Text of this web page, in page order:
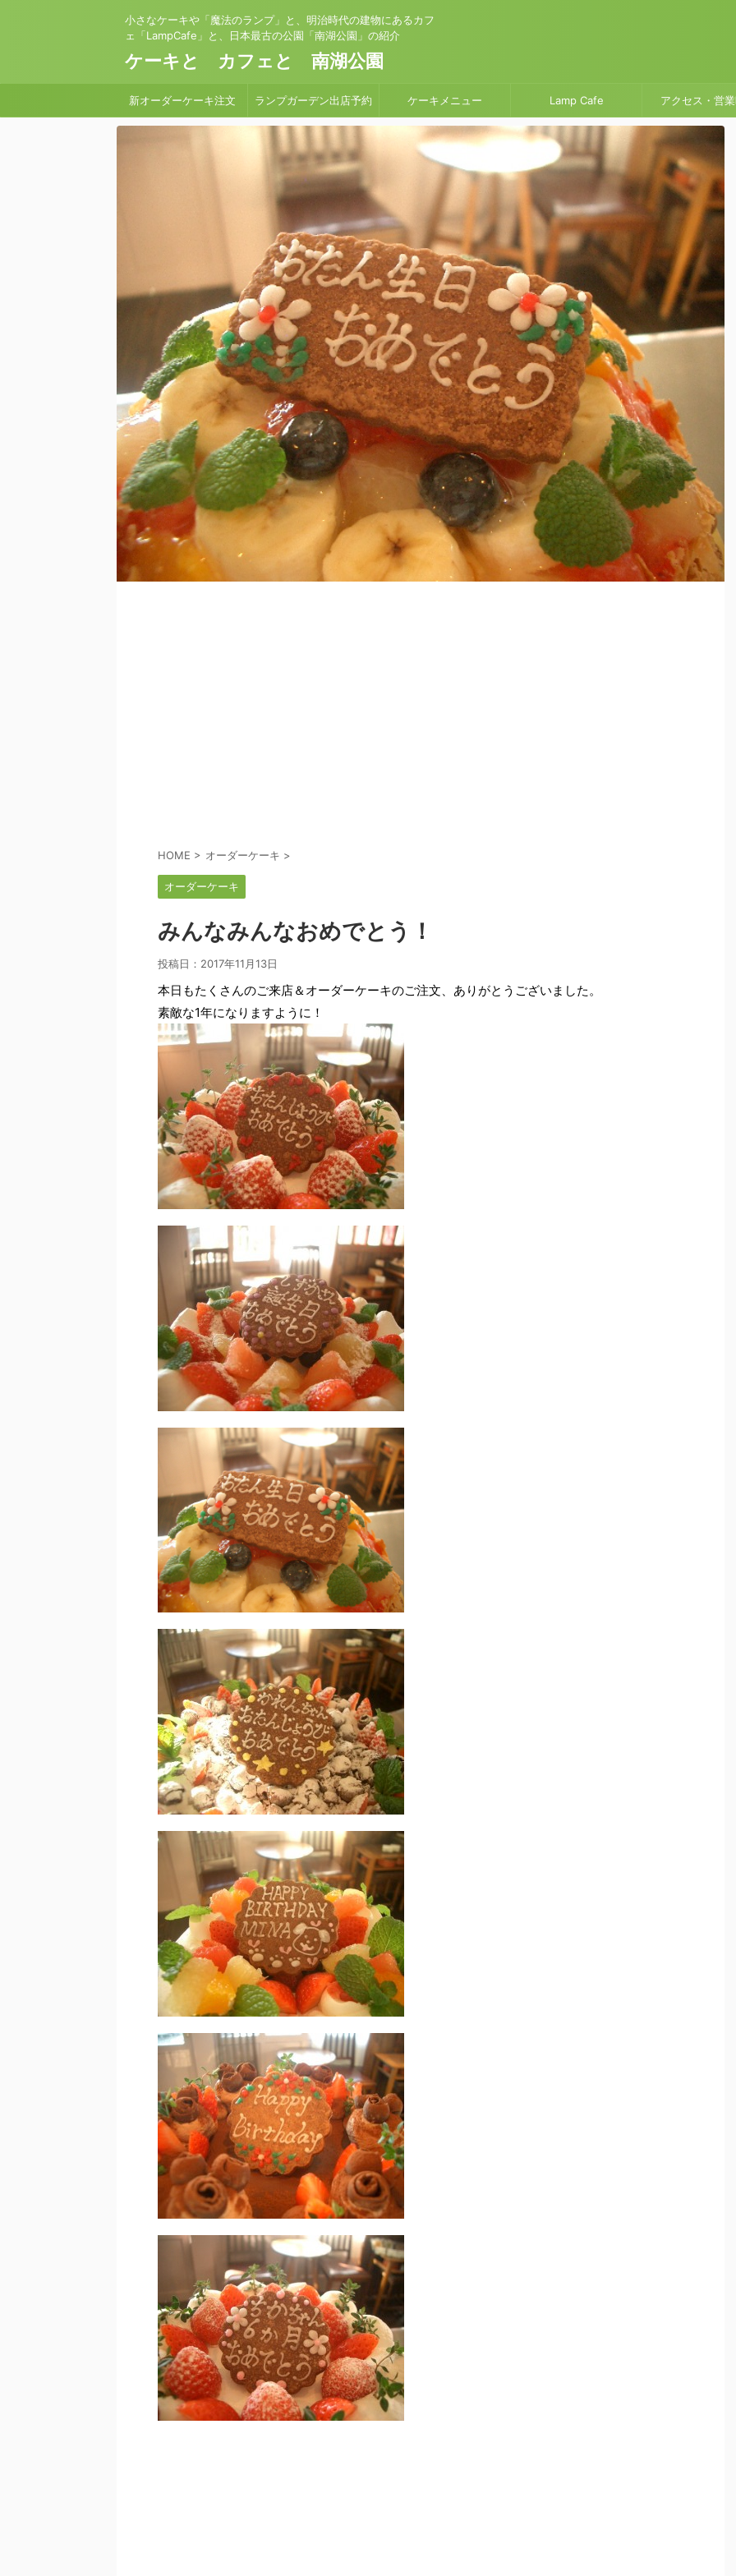
小さなケーキや「魔法のランプ」と、明治時代の建物にあるカフ
ェ「LampCafe」と、日本最古の公園「南湖公園」の紹介
ケーキと カフェと 南湖公園
新オーダーケーキ注文 ランプガーデン出店予約 ケーキメニュー Lamp Cafe アクセス・営
HOME > オーダーケーキ >
オーダーケーキ
みんなみんなおめでとう！
投稿日： 2017年11月13日
本日もたくさんのご来店＆オーダーケーキのご注文、ありがとうございました。
素敵な1年になりますように！